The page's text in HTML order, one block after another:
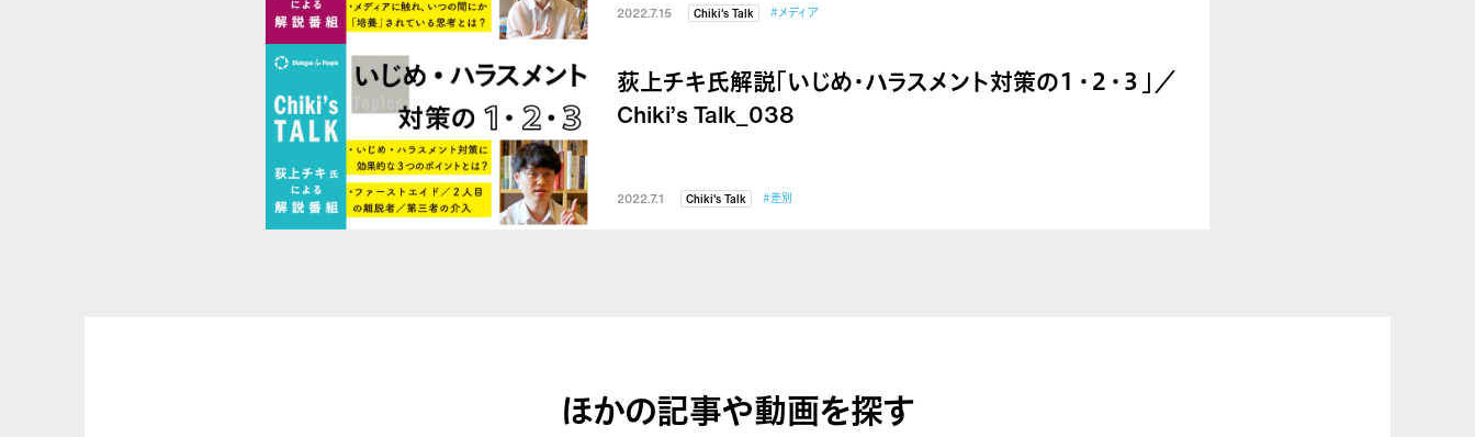
2022.7.15 Chiki's Talk #メディア
荻上チキ氏解説「いじめ・ハラスメント対策の１・２・３」／
Chiki’s Talk_038
2022.7.1 Chiki's Talk #差別
ほかの記事や動画を探す